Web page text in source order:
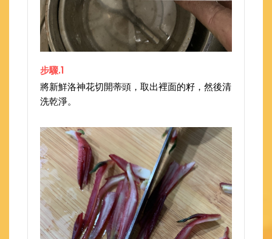
步驟.1
將新鮮洛神花切開蒂頭，取出裡面的籽，然後清
洗乾淨。